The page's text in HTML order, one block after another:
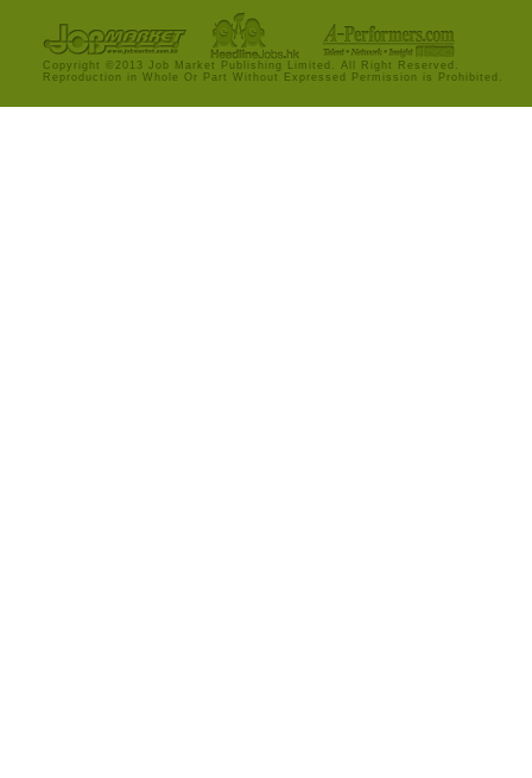
Copyright ©2013 Job Market Publishing Limited. All Right Reserved.
Reproduction in Whole Or Part Without Expressed Permission is Prohibited.